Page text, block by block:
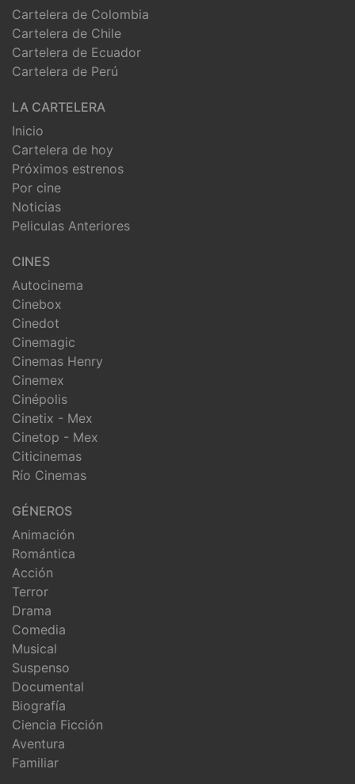
Cartelera de Colombia
Cartelera de Chile
Cartelera de Ecuador
Cartelera de Perú
LA CARTELERA
Inicio
Cartelera de hoy
Próximos estrenos
Por cine
Noticias
Peliculas Anteriores
CINES
Autocinema
Cinebox
Cinedot
Cinemagic
Cinemas Henry
Cinemex
Cinépolis
Cinetix - Mex
Cinetop - Mex
Citicinemas
Río Cinemas
GÉNEROS
Animación
Romántica
Acción
Terror
Drama
Comedia
Musical
Suspenso
Documental
Biografía
Ciencia Ficción
Aventura
Familiar